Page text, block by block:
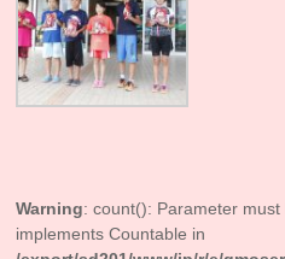
Warning: count(): Parameter
implements Countable in